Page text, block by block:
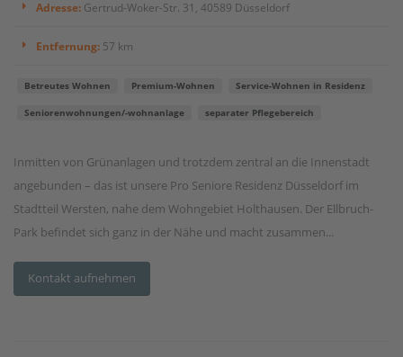
Adresse: Gertrud-Woker-Str. 31, 40589 Düsseldorf
Entfernung: 57 km
Betreutes Wohnen Premium-Wohnen Service-Wohnen in Residenz
Seniorenwohnungen/-wohnanlage separater Pflegebereich
Inmitten von Grünanlagen und trotzdem zentral an die Innenstadt
angebunden – das ist unsere Pro Seniore Residenz Düsseldorf im
Stadtteil Wersten, nahe dem Wohngebiet Holthausen. Der Ellbruch-
Park befindet sich ganz in der Nähe und macht zusammen...
Kontakt aufnehmen